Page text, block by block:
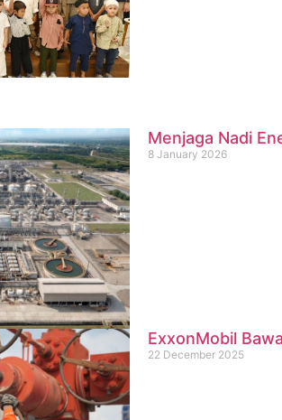
Menjaga Nadi
8 January 2026
ExxonMobil
22 December 2025